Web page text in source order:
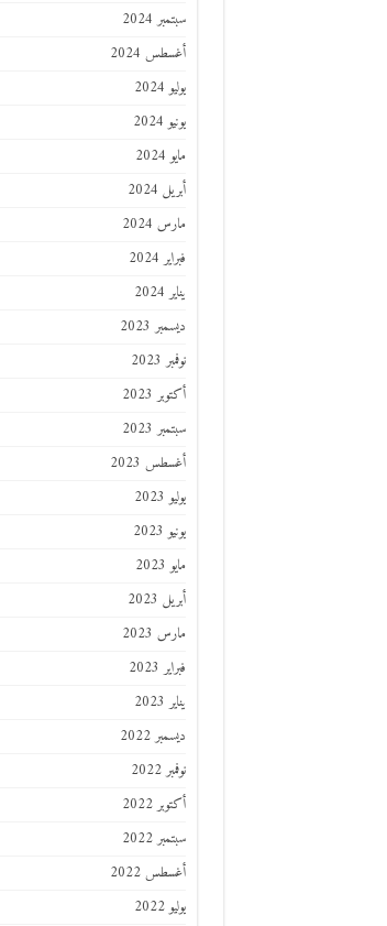
سبتمبر 2024
أغسطس 2024
يوليو 2024
يونيو 2024
مايو 2024
أبريل 2024
مارس 2024
فبراير 2024
يناير 2024
ديسمبر 2023
نوفمبر 2023
أكتوبر 2023
سبتمبر 2023
أغسطس 2023
يوليو 2023
يونيو 2023
مايو 2023
أبريل 2023
مارس 2023
فبراير 2023
يناير 2023
ديسمبر 2022
نوفمبر 2022
أكتوبر 2022
سبتمبر 2022
أغسطس 2022
يوليو 2022